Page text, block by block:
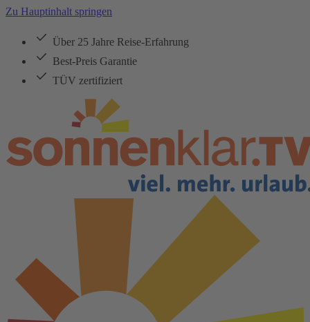
Zu Hauptinhalt springen
Über 25 Jahre Reise-Erfahrung
Best-Preis Garantie
TÜV zertifiziert